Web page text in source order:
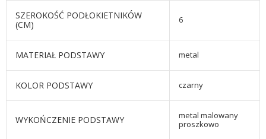
SZEROKOŚĆ PODŁOKIETNIKÓW
(CM)
6
MATERIAŁ PODSTAWY metal
KOLOR PODSTAWY czarny
WYKOŃCZENIE PODSTAWY
metal malowany
proszkowo